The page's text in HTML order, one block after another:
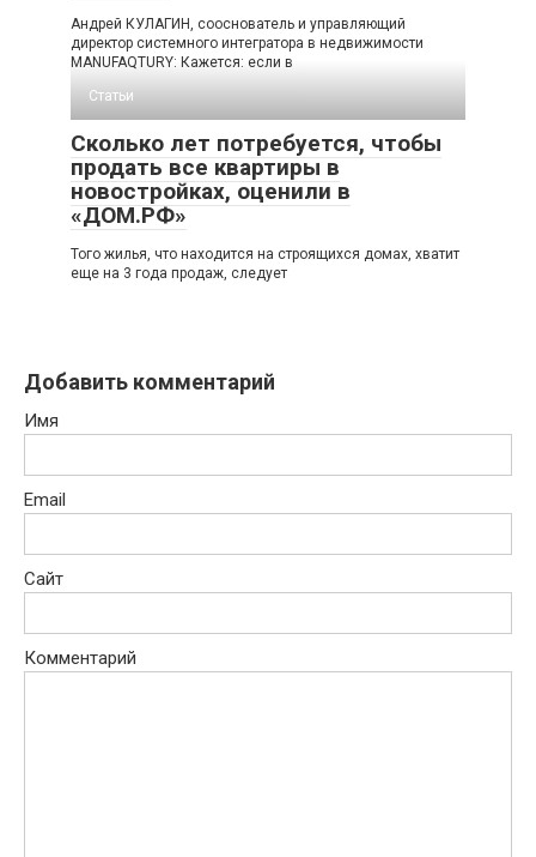
Андрей КУЛАГИН, сооснователь и управляющий
директор системного интегратора в недвижимости
MANUFAQTURY: Кажется: если в
Статьи
Сколько лет потребуется, чтобы
продать все квартиры в
новостройках, оценили в
«ДОМ.РФ»
Того жилья, что находится на строящихся домах, хватит
еще на 3 года продаж, следует
Добавить комментарий
Имя
Email
Сайт
Комментарий